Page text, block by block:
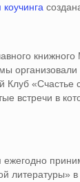
организовали
Клуб «Счастье
встречи в
литературы»